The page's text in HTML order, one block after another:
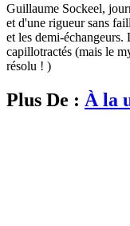
Guillaume Sockeel,
et d'une rigueur sans
et les demi-échangeurs.
capillotractés (mais le
résolu ! )
Plus De : À la